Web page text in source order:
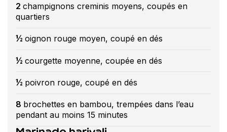
2 champignons creminis moyens, coupés en
quartiers
½ oignon rouge moyen, coupé en dés
½ courgette moyenne, coupée en dés
½ poivron rouge, coupé en dés
8 brochettes en bambou, trempées dans l’eau
pendant au moins 15 minutes